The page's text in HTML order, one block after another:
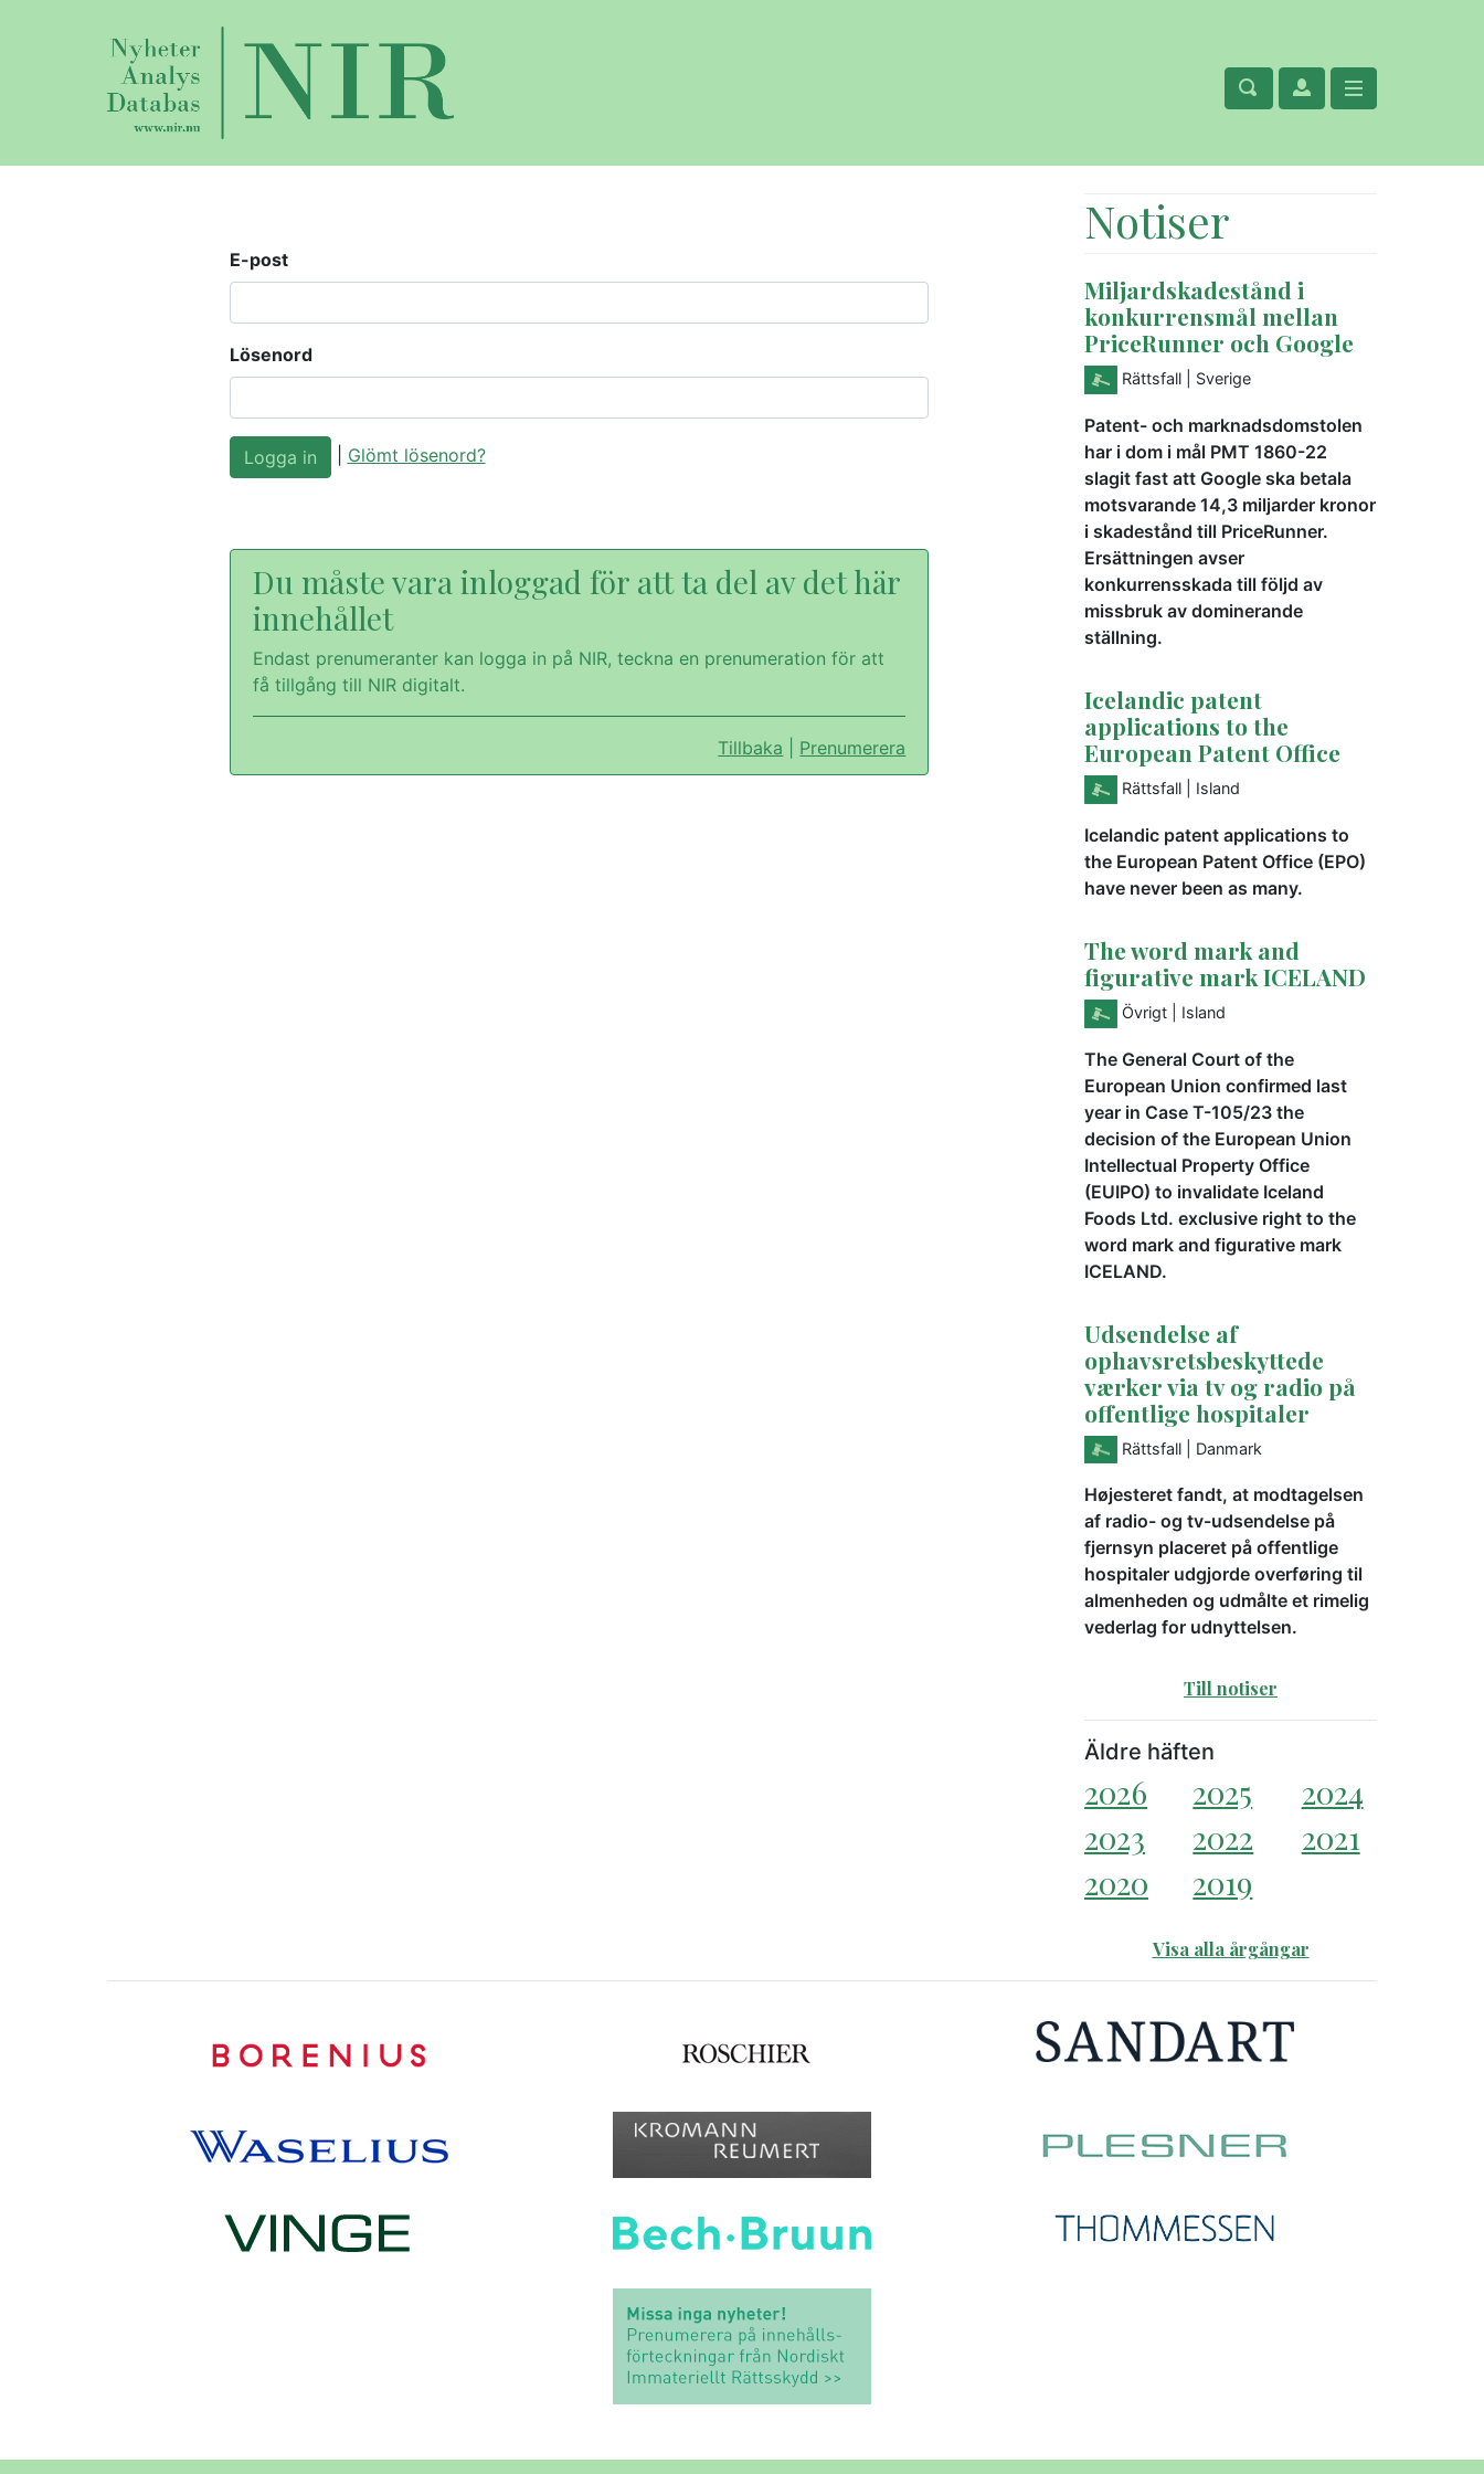
E-post
Lösenord
Glömt lösenord?
Du måste vara inloggad för att ta del av det här
innehållet
Endast prenumeranter kan logga in på NIR, teckna en prenumeration för att
få tillgång till NIR digitalt.
Tillbaka Prenumerera
Notiser
Miljardskadestånd i
konkurrensmål mellan
PriceRunner och Google
Rättsfall | Sverige
Patent- och marknadsdomstolen
har i dom i mål PMT 1860-22
slagit fast att Google ska betala
motsvarande 14,3 miljarder kronor
i skadestånd till PriceRunner.
Ersättningen avser
konkurrensskada till följd av
missbruk av dominerande
ställning.
Icelandic patent
applications to the
European Patent Office
Rättsfall | Island
Icelandic patent applications to
the European Patent Office (EPO)
have never been as many.
The word mark and
figurative mark ICELAND
Övrigt | Island
The General Court of the
European Union confirmed last
year in Case T-105/23 the
decision of the European Union
Intellectual Property Office
(EUIPO) to invalidate Iceland
Foods Ltd. exclusive right to the
word mark and figurative mark
ICELAND.
Udsendelse af
ophavsretsbeskyttede
værker via tv og radio på
offentlige hospitaler
Rättsfall | Danmark
Højesteret fandt, at modtagelsen
af radio- og tv-udsendelse på
fjernsyn placeret på offentlige
hospitaler udgjorde overføring til
almenheden og udmålte et rimelig
vederlag for udnyttelsen.
Till notiser
Äldre häften
2026 2025
2024
2023
2022
2021
2020
2019
Visa alla årgångar